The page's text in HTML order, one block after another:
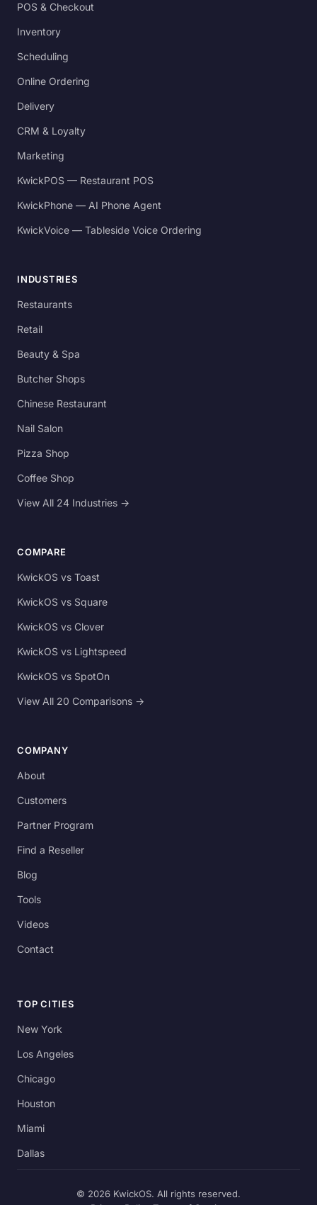
POS & Checkout
Inventory
Scheduling
Online Ordering
Delivery
CRM & Loyalty
Marketing
KwickPOS — Restaurant POS
KwickPhone — AI Phone Agent
KwickVoice — Tableside Voice Ordering
INDUSTRIES
Restaurants
Retail
Beauty & Spa
Butcher Shops
Chinese Restaurant
Nail Salon
Pizza Shop
Coffee Shop
View All 24 Industries →
COMPARE
KwickOS vs Toast
KwickOS vs Square
KwickOS vs Clover
KwickOS vs Lightspeed
KwickOS vs SpotOn
View All 20 Comparisons →
COMPANY
About
Customers
Partner Program
Find a Reseller
Blog
Tools
Videos
Contact
TOP CITIES
New York
Los Angeles
Chicago
Houston
Miami
Dallas
© 2026 KwickOS. All rights reserved.